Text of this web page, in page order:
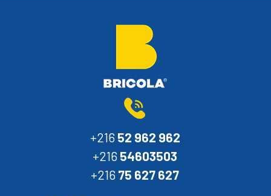
+216 52 962 962
+216 54603503
+216 75 627 627